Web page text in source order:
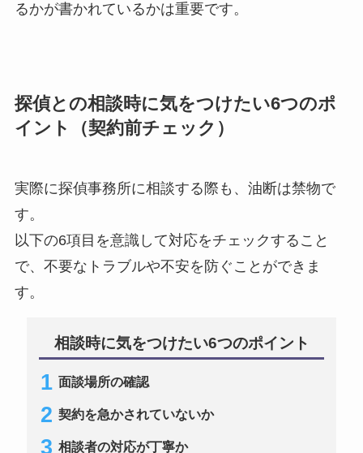
るかが書かれているかは重要です。
探偵との相談時に気をつけたい6つのポ
イント（契約前チェック）
実際に探偵事務所に相談する際も、油断は禁物で
す。
以下の6項目を意識して対応をチェックすること
で、不要なトラブルや不安を防ぐことができま
す。
相談時に気をつけたい6つのポイント
面談場所の確認
契約を急かされていないか
相談者の対応が丁寧か